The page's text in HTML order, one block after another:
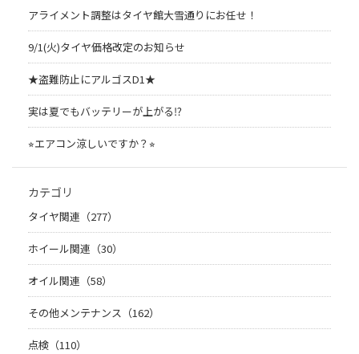
アライメント調整はタイヤ館大雪通りにお任せ！
9/1(火)タイヤ価格改定のお知らせ
★盗難防止にアルゴスD1★
実は夏でもバッテリーが上がる⁉︎
⭐︎エアコン涼しいですか？⭐︎
カテゴリ
タイヤ関連（277）
ホイール関連（30）
オイル関連（58）
その他メンテナンス（162）
点検（110）